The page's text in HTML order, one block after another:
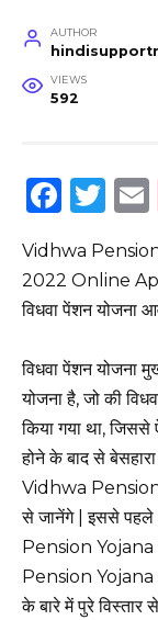
AUTHOR
VIEWS
592
F
c
e
o
o
k
T
it
te l
Vidhwa
2022 Online
विधवा पेंशन योजना
विधवा पेंशन योजना
योजना है, जो की
किया गया था, जिससे
होने के बाद से
Vidhwa Pension
से जानेंगे | इससे पहले
Pension Yojana
Pension Yojana
के बारे में पुरे विस्तार